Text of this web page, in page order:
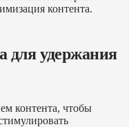
контента.
для удержания
контента, чтобы